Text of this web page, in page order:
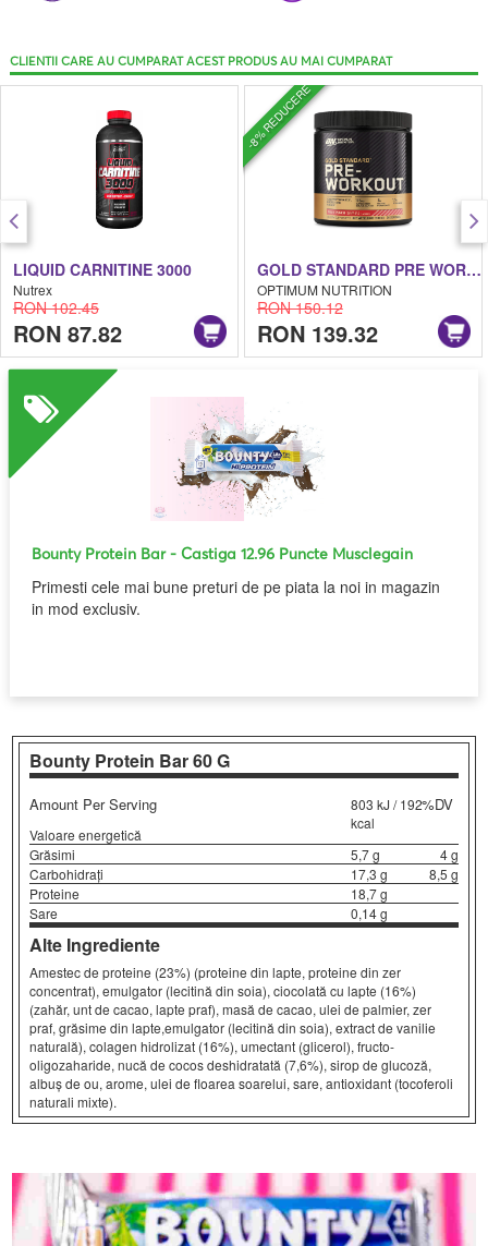
CLIENTII CARE AU CUMPARAT ACEST PRODUS AU MAI CUMPARAT
LIQUID CARNITINE 3000
Nutrex
RON 102.45
RON 87.82
-8% REDUCERE
GOLD STANDARD PRE WORKOUT
OPTIMUM NUTRITION
RON 150.12
RON 139.32
Bounty Protein Bar- Castiga 12.96 Puncte Musclegain
Primesti cele mai bune preturi de pe piata la noi in magazin
in mod exclusiv.
Bounty Protein Bar60 G
Amount Per Serving %DV
Valoare energetică
803 kJ / 192
kcal
Grăsimi
5,7 g
4 g
Carbohidrați
17,3 g
8,5 g
Proteine
18,7 g
Sare
0,14 g
Alte Ingrediente
Amestec de proteine (23%) (proteine din lapte, proteine din zer
concentrat), emulgator (lecitină din soia), ciocolată cu lapte (16%)
(zahăr, unt de cacao, lapte praf), masă de cacao, ulei de palmier, zer
praf, grăsime din lapte,emulgator (lecitină din soia), extract de vanilie
naturală), colagen hidrolizat (16%), umectant (glicerol), fructo-
oligozaharide, nucă de cocos deshidratată (7,6%), sirop de glucoză,
albuș de ou, arome, ulei de floarea soarelui, sare, antioxidant (tocoferoli
naturali mixte).